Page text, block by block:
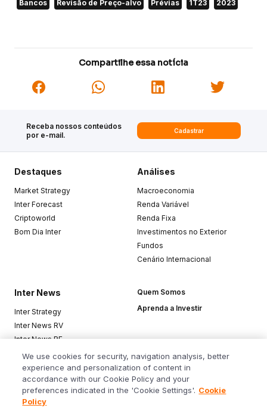
Bancos Revisão de Preço-alvo Prévias 1T23 2023
Compartilhe essa notícia
Receba nossos conteúdos
por e-mail.
Cadastrar
Destaques
Market Strategy
Inter Forecast
Criptoworld
Bom Dia Inter
Análises
Macroeconomia
Renda Variável
Renda Fixa
Investimentos no Exterior
Fundos
Cenário Internacional
Inter News
Inter Strategy
Inter News RV
Inter News RF
Top Funds
Quem Somos
Aprenda a Investir
Baixe o app
We use cookies for security, navigation analysis, better
experience and personalization of content in
accordance with our Cookie Policy and your
preferences indicated in the 'Cookie Settings'. Cookie
Policy